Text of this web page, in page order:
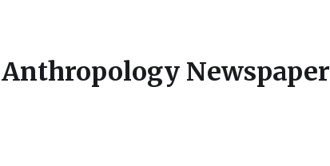
Newspaper